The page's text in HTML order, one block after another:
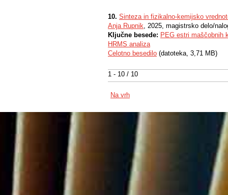
1 - 10 / 10
10. Sinteza in fizikalno-kemijsko
Anja Rupnik, 2025, magistrsko delo/
Ključne besede: PEG estri maščobnih
HRMS analiza
Celotno besedilo (datoteka, 3,71 MB)
Na vrh